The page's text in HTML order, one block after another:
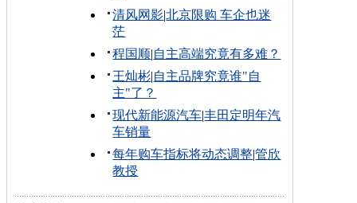
清风网影|北京限购 车企也迷
茫
程国顺|自主高端究竟有多难？
王灿彬|自主品牌究竟谁"自
主"了？
现代新能源汽车|丰田定明年汽
车销量
每年购车指标将动态调整|管欣
教授